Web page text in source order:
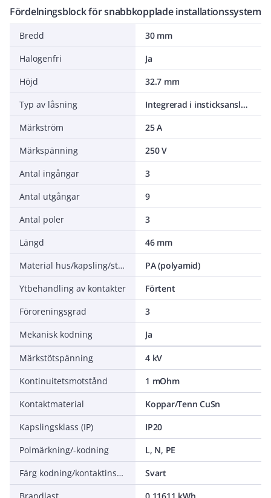
Fördelningsblock för snabbkopplade installationssystem
Bredd
30 mm
Halogenfri
Ja
Höjd
32.7 mm
Typ av låsning
Integrerad i insticksanslutning
Märkström
25 A
Märkspänning
250 V
Antal ingångar
3
Antal utgångar
9
Antal poler
3
Längd
46 mm
Material hus/kapsling/stomme
PA (polyamid)
Ytbehandling av kontakter
Förtent
Föroreningsgrad
3
Mekanisk kodning
Ja
Märkstötspänning
4 kV
Kontinuitetsmotstånd
1 mOhm
Kontaktmaterial
Koppar/Tenn CuSn
Kapslingsklass (IP)
IP20
Polmärkning/-kodning
L, N, PE
Färg kodning/kontaktinsats
Svart